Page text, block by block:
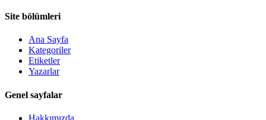
Site bölümleri
Ana Sayfa
Kategoriler
Etiketler
Yazarlar
Genel sayfalar
Hakkımızda